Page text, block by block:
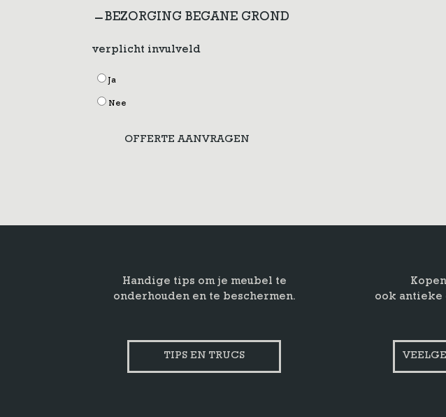
BEZORGING BEGANE GROND
verplicht invulveld
Ja
Nee
OFFERTE AANVRAGEN
Handige tips om je meubel te
onderhouden en te beschermen.
TIPS EN TRUCS
ook antieke